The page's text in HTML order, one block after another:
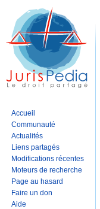
Accueil
Communauté
Actualités
Liens partagés
Modifications récentes
Moteurs de recherche
Page au hasard
Faire un don
Aide